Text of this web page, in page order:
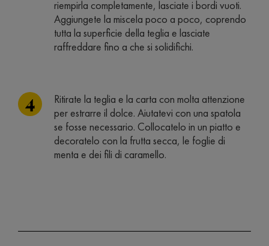
riempirla completamente, lasciate i bordi vuoti.
Aggiungete la miscela poco a poco, coprendo
tutta la superficie della teglia e lasciate
raffreddare fino a che si solidifichi.
Ritirate la teglia e la carta con molta attenzione
per estrarre il dolce. Aiutatevi con una spatola
se fosse necessario. Collocatelo in un piatto e
decoratelo con la frutta secca, le foglie di
menta e dei fili di caramello.